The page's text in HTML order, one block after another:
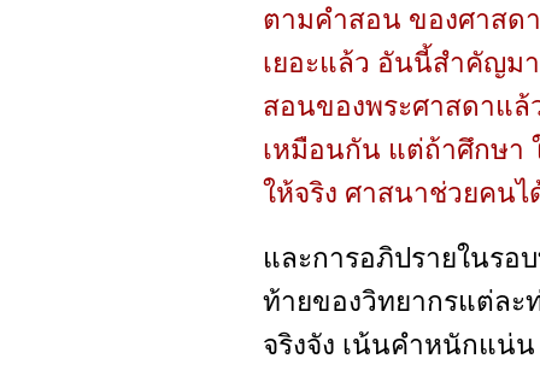
ตามคำสอน ของศาสด
เยอะแล้ว อันนี้สำคัญม
สอนของพระศาสดาแล้
เหมือนกัน แต่ถ้าศึกษา
ให้จริง ศาสนาช่วยคนไ
และการอภิปรายในรอ
ท้ายของวิทยากรแต่ละ
จริงจัง เน้นคำหนักแน่